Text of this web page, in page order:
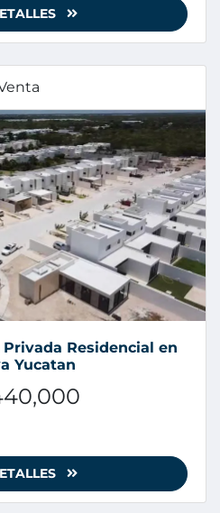
Residencial en
Yucatan